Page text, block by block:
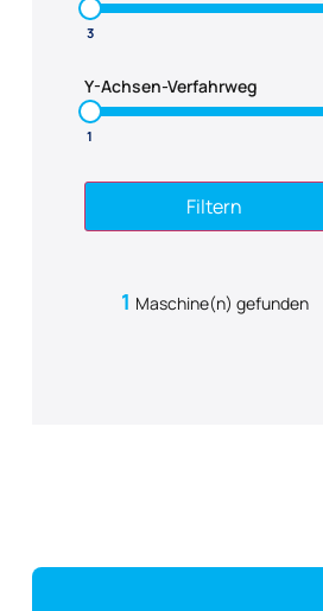
Y-Achsen-Verfahrweg
Filtern
1 Maschine(n) gefunden